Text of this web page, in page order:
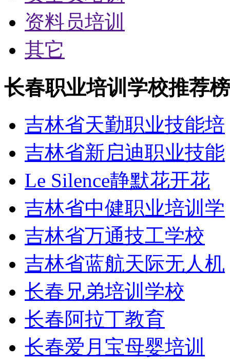
资料员培训
其它
长春职业培训学校推荐榜
吉林省天勤职业技能培
吉林省新启迪职业技能
Le Silence静默花开花
吉林省中健职业培训学
吉林省万通技工学校
吉林省蓝航天际无人机
长春兄弟培训学校
长春阿拉丁教育
长春爱月宝母婴培训